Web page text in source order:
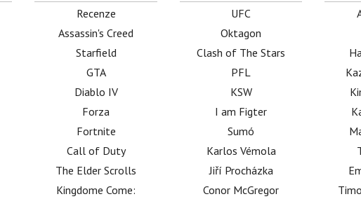
Recenze
Assassin's Creed
Starfield
GTA
Diablo IV
Forza
Fortnite
Call of Duty
The Elder Scrolls
Kingdome Come:
UFC
Oktagon
Clash of The Stars
PFL
KSW
I am Figter
Sumó
Karlos Vémola
Jiří Procházka
Conor McGregor